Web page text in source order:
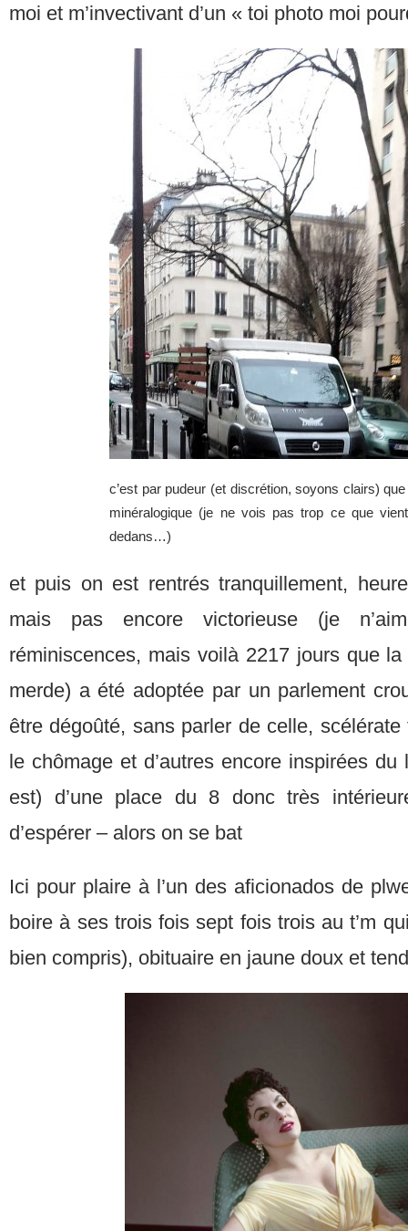
moi et m’invectivant d’un « toi photo moi
c’est par pudeur (et discrétion, soyons clairs) que
minéralogique (je ne vois pas trop ce que
dedans…)
et puis on est rentrés tranquillement,
mais pas encore victorieuse (je
réminiscences, mais voilà 2217 jours que
merde) a été adoptée par un parlement
être dégoûté, sans parler de celle,
le chômage et d’autres encore inspirées
est) d’une place du 8 donc très
d’espérer – alors on se bat
Ici pour plaire à l’un des aficionados de
boire à ses trois fois sept fois trois au t’m
bien compris), obituaire en jaune doux et